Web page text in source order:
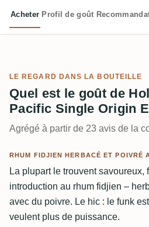
Acheter Profil de goût
LE REGARD DANS LA BOUTEILLE
Quel est le goût de
Pacific Single Origin
Agrégé à partir de 23 avis de la
RHUM FIDJIEN HERBACÉ ET POIVRÉ
La plupart le trouvent
introduction au rhum fidjien –
avec du poivre. Le hic : le funk
veulent plus de puissance.